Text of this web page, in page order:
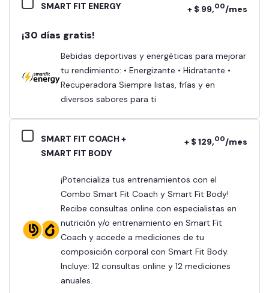
SMART FIT ENERGY + $ 99,00/mes
¡30 días gratis!
Bebidas deportivas y energéticas para mejorar
tu rendimiento: • Energizante • Hidratante •
Recuperadora Siempre listas, frías y en
diversos sabores para ti
SMART FIT COACH +
SMART FIT BODY
+ $ 129,00/mes
¡Potencializa tus entrenamientos con el
Combo Smart Fit Coach y Smart Fit Body!
Recibe consultas online con especialistas en
nutrición y/o entrenamiento en Smart Fit
Coach y accede a mediciones de tu
composición corporal con Smart Fit Body.
Incluye: 12 consultas online y 12 mediciones
anuales.